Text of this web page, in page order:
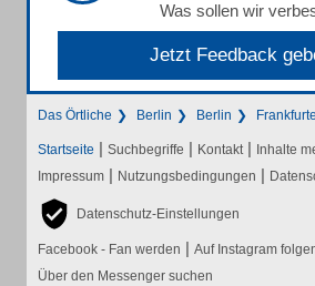
Was sollen wir
Jetzt Feedback
Das Örtliche Berlin Berlin
Startseite | Suchbegriffe | Kontakt | Inhalte
Impressum | Nutzungsbedingungen |
Datenschutz-Einstellungen
Facebook - Fan werden | Auf Instagram
Über den Messenger suchen